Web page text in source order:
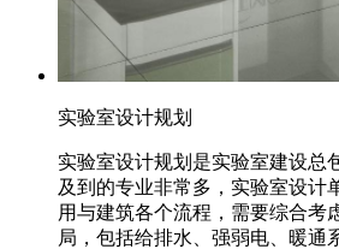
实验室设计规划
实验室设计规划是实验室建设总
及到的专业非常多，实验室设计
用与建筑各个流程，需要综合考
局，包括给排水、强弱电、暖通